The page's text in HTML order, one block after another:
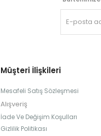
Müşteri İlişkileri
Mesafeli Satış Sözleşmesi
Alışveriş
İade Ve Değişim Koşulları
Gizlilik Politikası